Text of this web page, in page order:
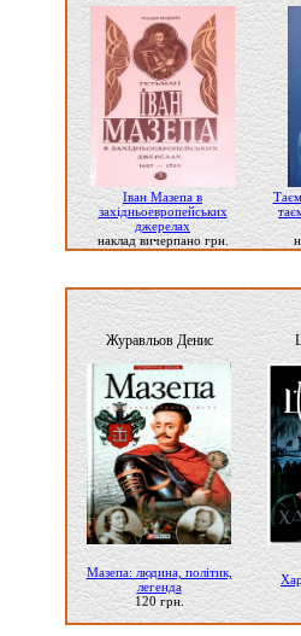
Іван Мазепа в
західньоевропейських
джерелах
наклад вичерпано грн.
Журавльов Денис
Мазепа: людина, політик,
легенда
120 грн.